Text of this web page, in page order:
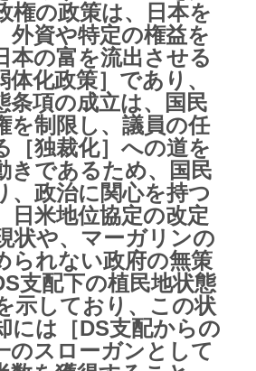
権の政策は、日本を
外資や特定の権益を
本の富を流出させる
化政策］であり、
条項の成立は、国民
を制限し、議員の任
［独裁化］への道を
きであるため、国民
、政治に関心を持つ
日米地位協定の改定
状や、マーガリンの
られない政府の無策
支配下の植民地状態
示しており、この状
には［DS支配からの
のスローガンとして